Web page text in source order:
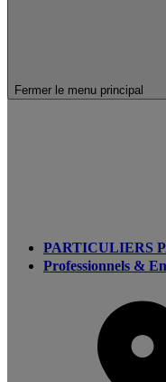
Fermer le menu principal
PARTICULIERS
Professionnels &